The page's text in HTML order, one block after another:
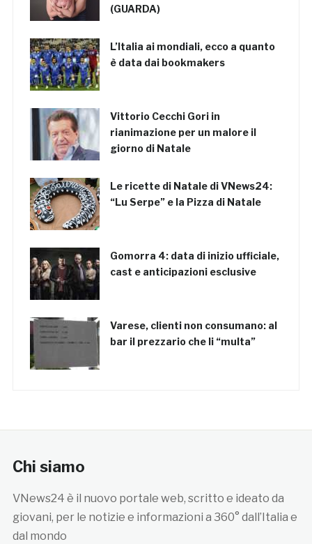
(GUARDA)
L’Italia ai mondiali, ecco a quanto
è data dai bookmakers
Vittorio Cecchi Gori in
rianimazione per un malore il
giorno di Natale
Le ricette di Natale di VNews24:
“Lu Serpe” e la Pizza di Natale
Gomorra 4: data di inizio ufficiale,
cast e anticipazioni esclusive
Varese, clienti non consumano: al
bar il prezzario che li “multa”
Chi siamo
VNews24 è il nuovo portale web, scritto e ideato da
giovani, per le notizie e informazioni a 360° dall’Italia e
dal mondo